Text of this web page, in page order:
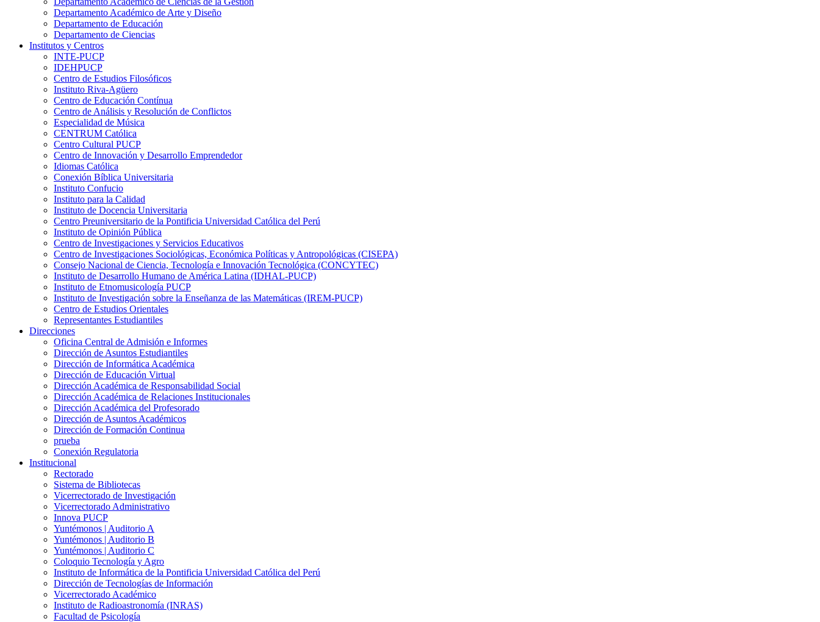
Departamento Académico de Arte y Diseño
Departamento de Educación
Departamento de Ciencias
Institutos y Centros
INTE-PUCP
IDEHPUCP
Centro de Estudios Filosóficos
Instituto Riva-Agüero
Centro de Educación Contínua
Centro de Análisis y Resolución de Conflictos
Especialidad de Música
CENTRUM Católica
Centro Cultural PUCP
Centro de Innovación y Desarrollo Emprendedor
Idiomas Católica
Conexión Bíblica Universitaria
Instituto Confucio
Instituto para la Calidad
Instituto de Docencia Universitaria
Centro Preuniversitario de la Pontificia Universidad Católica del Perú
Instituto de Opinión Pública
Centro de Investigaciones y Servicios Educativos
Centro de Investigaciones Sociológicas, Económica Políticas y Antropológicas (CISEPA)
Consejo Nacional de Ciencia, Tecnología e Innovación Tecnológica (CONCYTEC)
Instituto de Desarrollo Humano de América Latina (IDHAL-PUCP)
Instituto de Etnomusicología PUCP
Instituto de Investigación sobre la Enseñanza de las Matemáticas (IREM-PUCP)
Centro de Estudios Orientales
Representantes Estudiantiles
Direcciones
Oficina Central de Admisión e Informes
Dirección de Asuntos Estudiantiles
Dirección de Informática Académica
Dirección de Educación Virtual
Dirección Académica de Responsabilidad Social
Dirección Académica de Relaciones Institucionales
Dirección Académica del Profesorado
Dirección de Asuntos Académicos
Dirección de Formación Continua
prueba
Conexión Regulatoria
Institucional
Rectorado
Sistema de Bibliotecas
Vicerrectorado de Investigación
Vicerrectorado Administrativo
Innova PUCP
Yuntémonos | Auditorio A
Yuntémonos | Auditorio B
Yuntémonos | Auditorio C
Coloquio Tecnología y Agro
Instituto de Informática de la Pontificia Universidad Católica del Perú
Dirección de Tecnologías de Información
Vicerrectorado Académico
Instituto de Radioastronomía (INRAS)
Facultad de Psicología